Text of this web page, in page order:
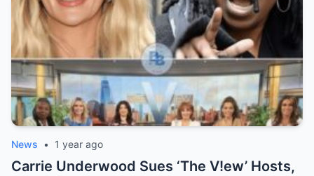
News • 1 year ago
Carrie Underwood Sues ‘The V!ew’ Hosts,